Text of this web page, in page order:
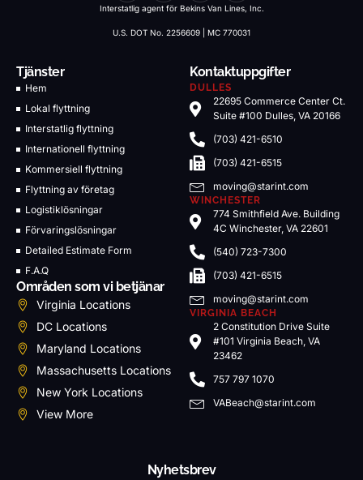
Interstatlig agent för Bekins Van Lines, Inc.
U.S. DOT No. 2256609 | MC 770031
Tjänster
Hem
Lokal flyttning
Interstatlig flyttning
Internationell flyttning
Kommersiell flyttning
Flyttning av företag
Logistiklösningar
Förvaringslösningar
Detailed Estimate Form
F.A.Q
Områden som vi betjänar
Virginia Locations
DC Locations
Maryland Locations
Massachusetts Locations
New York Locations
View More
Kontaktuppgifter
DULLES
22695 Commerce Center Ct.
Suite #100 Dulles, VA 20166
(703) 421-6510
(703) 421-6515
moving@starint.com
WINCHESTER
774 Smithfield Ave. Building
4C Winchester, VA 22601
(540) 723-7300
(703) 421-6515
moving@starint.com
VIRGINIA BEACH
2 Constitution Drive Suite
#101 Virginia Beach, VA
23462
757 797 1070
VABeach@starint.com
Nyhetsbrev